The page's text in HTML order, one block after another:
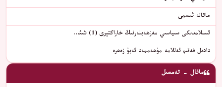
ماقالە ئىسمى
ئىسلامدىكى سىياسىي مەزھەبلەرنىڭ خاراكتېرى (1) شىئ…
دادىل فەقىھ ئەللامە مۇھەممەد ئەبۇ زەھرە
ماقال - تەمسىل